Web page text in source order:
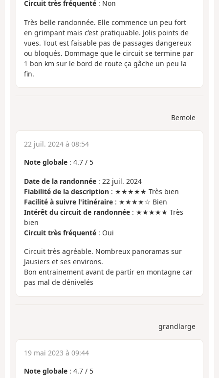
Circuit très fréquenté : Non
Très belle randonnée. Elle commence un peu fort
en grimpant mais c’est pratiquable. Jolis points de
vues. Tout est faisable pas de passages dangereux
ou bloqués. Dommage que le circuit se termine par
1 bon km sur le bord de route ça gâche un peu la
fin.
Bemole
22 juil. 2024 à 08:54
Note globale : 4.7 / 5
Date de la randonnée : 22 juil. 2024
Fiabilité de la description : ★★★★★ Très bien
Facilité à suivre l'itinéraire : ★★★★☆ Bien
Intérêt du circuit de randonnée : ★★★★★ Très
bien
Circuit très fréquenté : Oui
Circuit très agréable. Nombreux panoramas sur
Jausiers et ses environs.
Bon entrainement avant de partir en montagne car
pas mal de dénivelés
grandlarge
19 mai 2023 à 09:44
Note globale : 4.7 / 5